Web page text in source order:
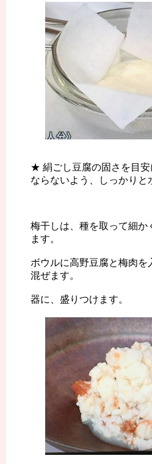
★ 絹ごし豆腐の固さを目安
ならないよう、しっかりと
梅干しは、種を取って細か
ます。
ボウルに高野豆腐と梅肉を
混ぜます。
器に、盛りつけます。